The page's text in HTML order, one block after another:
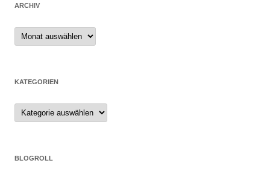
ARCHIV
Archiv
KATEGORIEN
Kategorien
BLOGROLL